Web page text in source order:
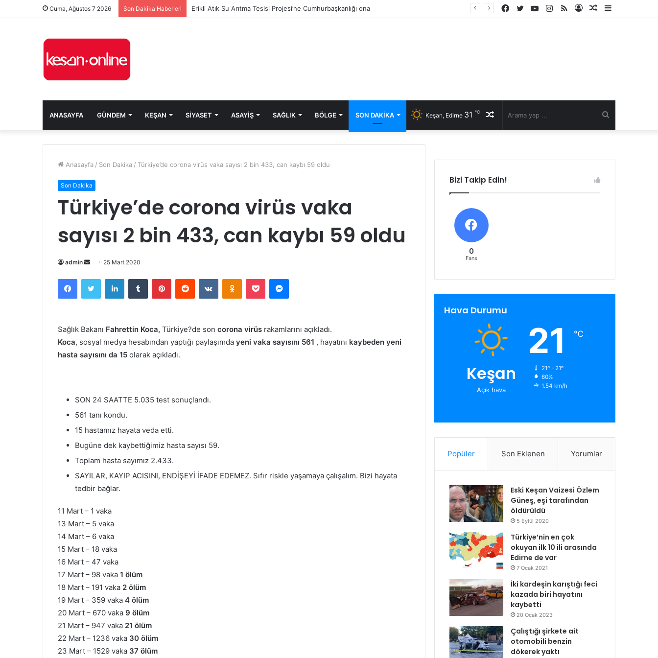
Cuma, Ağustos 7 2026 Son Dakika Haberleri Erikli Atık Su Arıtma Tesisi Projesi’ne Cumhurbaşkanlığı onayı
Kenar
Rastgele
Kayıt
RSS
Instagram
YouTube
Twitter
Facebook
ANASAYFA GÜNDEM KEŞAN SIYASET ASAYIŞ SAĞLIK BÖLGE SON DAKIKA Rastgele
Keşan, Edirne 31 ℃
Anasayfa / Son Dakika / Türkiye’de corona virüs vaka sayısı 2 bin 433, can kaybı 59 oldu
Son Dakika
Türkiye’de corona virüs vaka
sayısı 2 bin 433, can kaybı 59 oldu
admin
Bir
posta
göndermek
25 Mart 2020
FacebookTwitter LinkedInTumblr PinterestReddit VKontakteOdnoklassniki
Pocket Messenger
Sağlık Bakanı Fahrettin Koca, Türkiye?de son corona virüs rakamlarını açıkladı.
Koca, sosyal medya hesabından yaptığı paylaşımda yeni vaka sayısını 561 , hayatını kaybeden yeni
hasta sayısını da 15 olarak açıkladı.
SON 24 SAATTE 5.035 test sonuçlandı.
561 tanı kondu.
15 hastamız hayata veda etti.
Bugüne dek kaybettiğimiz hasta sayısı 59.
Toplam hasta sayımız 2.433.
SAYILAR, KAYIP ACISINI, ENDİŞEYİ İFADE EDEMEZ. Sıfır riskle yaşamaya çalışalım. Bizi hayata
tedbir bağlar.
11 Mart – 1 vaka
13 Mart – 5 vaka
14 Mart – 6 vaka
15 Mart – 18 vaka
16 Mart – 47 vaka
17 Mart – 98 vaka 1 ölüm
18 Mart – 191 vaka 2 ölüm
19 Mart – 359 vaka 4 ölüm
20 Mart – 670 vaka 9 ölüm
21 Mart – 947 vaka 21 ölüm
22 Mart – 1236 vaka 30 ölüm
23 Mart – 1529 vaka 37 ölüm
Bizi Takip Edin!
0
Fans
Hava Durumu
Keşan
Açık hava
21 ℃
21º - 21º
60%
1.54 km/h
Popüler Son Eklenen Yorumlar
Eski Keşan Vaizesi Özlem
Güneş, eşi tarafından
öldürüldü
5 Eylül 2020
Türkiye’nin en çok
okuyan ilk 10 ili arasında
Edirne de var
7 Ocak 2021
İki kardeşin karıştığı feci
kazada biri hayatını
kaybetti
20 Ocak 2023
Çalıştığı şirkete ait
otomobili benzin
dökerek yaktı